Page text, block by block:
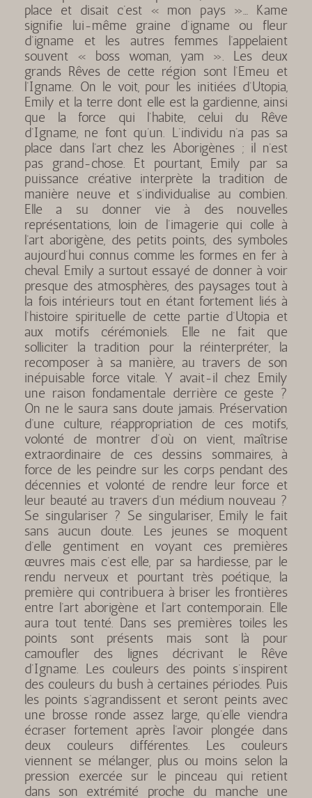
place et disait c’est « mon pays »… Kame
signifie lui-même graine d’igname ou fleur
d’igname et les autres femmes l’appelaient
souvent « boss woman, yam ». Les deux
grands Rêves de cette région sont l’Emeu et
l’Igname. On le voit, pour les initiées d’Utopia,
Emily et la terre dont elle est la gardienne, ainsi
que la force qui l’habite, celui du Rêve
d’Igname, ne font qu’un. L’individu n’a pas sa
place dans l’art chez les Aborigènes ; il n’est
pas grand-chose. Et pourtant, Emily par sa
puissance créative interprète la tradition de
manière neuve et s’individualise au combien.
Elle a su donner vie à des nouvelles
représentations, loin de l’imagerie qui colle à
l’art aborigène, des petits points, des symboles
aujourd’hui connus comme les formes en fer à
cheval. Emily a surtout essayé de donner à voir
presque des atmosphères, des paysages tout à
la fois intérieurs tout en étant fortement liés à
l’histoire spirituelle de cette partie d’Utopia et
aux motifs cérémoniels. Elle ne fait que
solliciter la tradition pour la réinterpréter, la
recomposer à sa manière, au travers de son
inépuisable force vitale. Y avait-il chez Emily
une raison fondamentale derrière ce geste ?
On ne le saura sans doute jamais. Préservation
d’une culture, réappropriation de ces motifs,
volonté de montrer d’où on vient, maîtrise
extraordinaire de ces dessins sommaires, à
force de les peindre sur les corps pendant des
décennies et volonté de rendre leur force et
leur beauté au travers d’un médium nouveau ?
Se singulariser ? Se singulariser, Emily le fait
sans aucun doute. Les jeunes se moquent
d’elle gentiment en voyant ces premières
œuvres mais c’est elle, par sa hardiesse, par le
rendu nerveux et pourtant très poétique, la
première qui contribuera à briser les frontières
entre l’art aborigène et l’art contemporain. Elle
aura tout tenté. Dans ses premières toiles les
points sont présents mais sont là pour
camoufler des lignes décrivant le Rêve
d’Igname. Les couleurs des points s’inspirent
des couleurs du bush à certaines périodes. Puis
les points s’agrandissent et seront peints avec
une brosse ronde assez large, qu’elle viendra
écraser fortement après l’avoir plongée dans
deux couleurs différentes. Les couleurs
viennent se mélanger, plus ou moins selon la
pression exercée sur le pinceau qui retient
dans son extrémité proche du manche une